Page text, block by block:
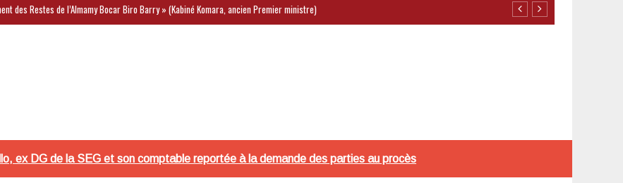
des Restes de l’Almamy Bocar Biro Barry » (Kabiné Komara, ancien Premier ministre)
ex DG de la SEG et son comptable reportée à la demande des parties au procès